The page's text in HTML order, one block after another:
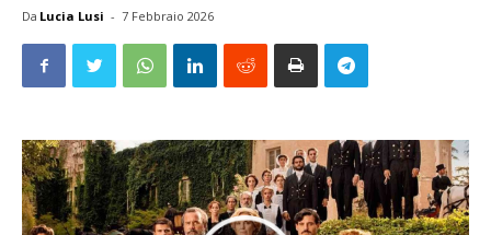
Da Lucia Lusi - 7 Febbraio 2026